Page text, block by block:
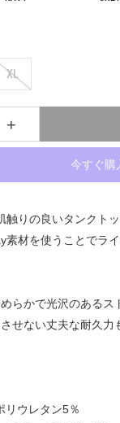
XL
+
今すぐ購
りの良いタンクトッ
素材を使うことでラ
らかで光沢のあるス
せない丈夫な耐久力
リウレタン5％